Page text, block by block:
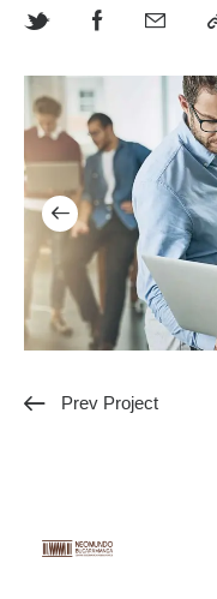
Prev Project